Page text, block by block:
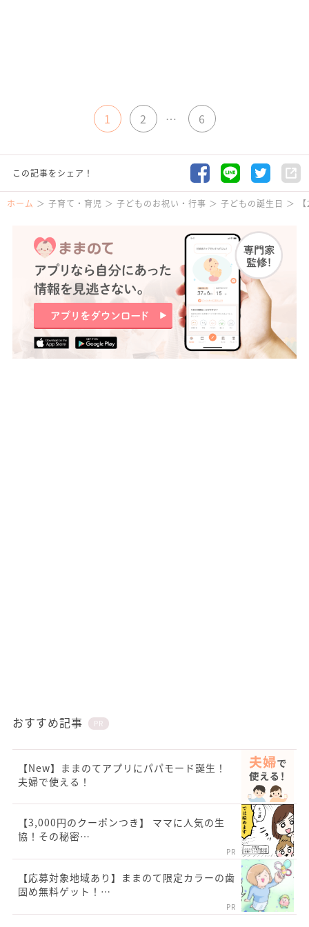
1 2 … 6
この記事をシェア！
ホーム 子育て・育児 子どものお祝い・行事 子どもの誕生日
おすすめ記事 PR
【New】ままのてアプリにパパモード誕生！
夫婦で使える！
【3,000円のクーポンつき】 ママに人気の生
協！その秘密…
PR
【応募対象地域あり】ままのて限定カラーの歯
固め無料ゲット！…
PR